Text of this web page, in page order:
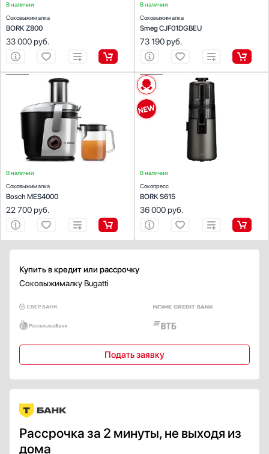
В наличии
Соковыжималка
BORK Z800
33 000руб.
В наличии
Соковыжималка
Smeg CJF01DGBEU
73 190руб.
ХАРАКТЕРИСТИКИ
Мощность (Вт):
В наличии
Соковыжималка
Bosch MES4000
22 700руб.
ХАРАКТЕРИСТИКИ
Тип соковыжималки:
Мощность (Вт):
Материал корпуса:
В наличии
Сокопресс
BORK S615
36 000руб.
Купить в кредит или рассрочку
Соковыжималку Bugatti
Подать заявку
Рассрочка за 2 минуты, не выходя из
дома